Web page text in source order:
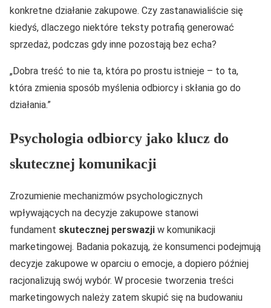
konkretne działanie zakupowe. Czy zastanawialiście się
kiedyś, dlaczego niektóre teksty potrafią generować
sprzedaż, podczas gdy inne pozostają bez echa?
„Dobra treść to nie ta, która po prostu istnieje – to ta,
która zmienia sposób myślenia odbiorcy i skłania go do
działania.”
Psychologia odbiorcy jako klucz do
skutecznej komunikacji
Zrozumienie mechanizmów psychologicznych
wpływających na decyzje zakupowe stanowi
fundament skutecznej perswazji w komunikacji
marketingowej. Badania pokazują, że konsumenci podejmują
decyzje zakupowe w oparciu o emocje, a dopiero później
racjonalizują swój wybór. W procesie tworzenia treści
marketingowych należy zatem skupić się na budowaniu